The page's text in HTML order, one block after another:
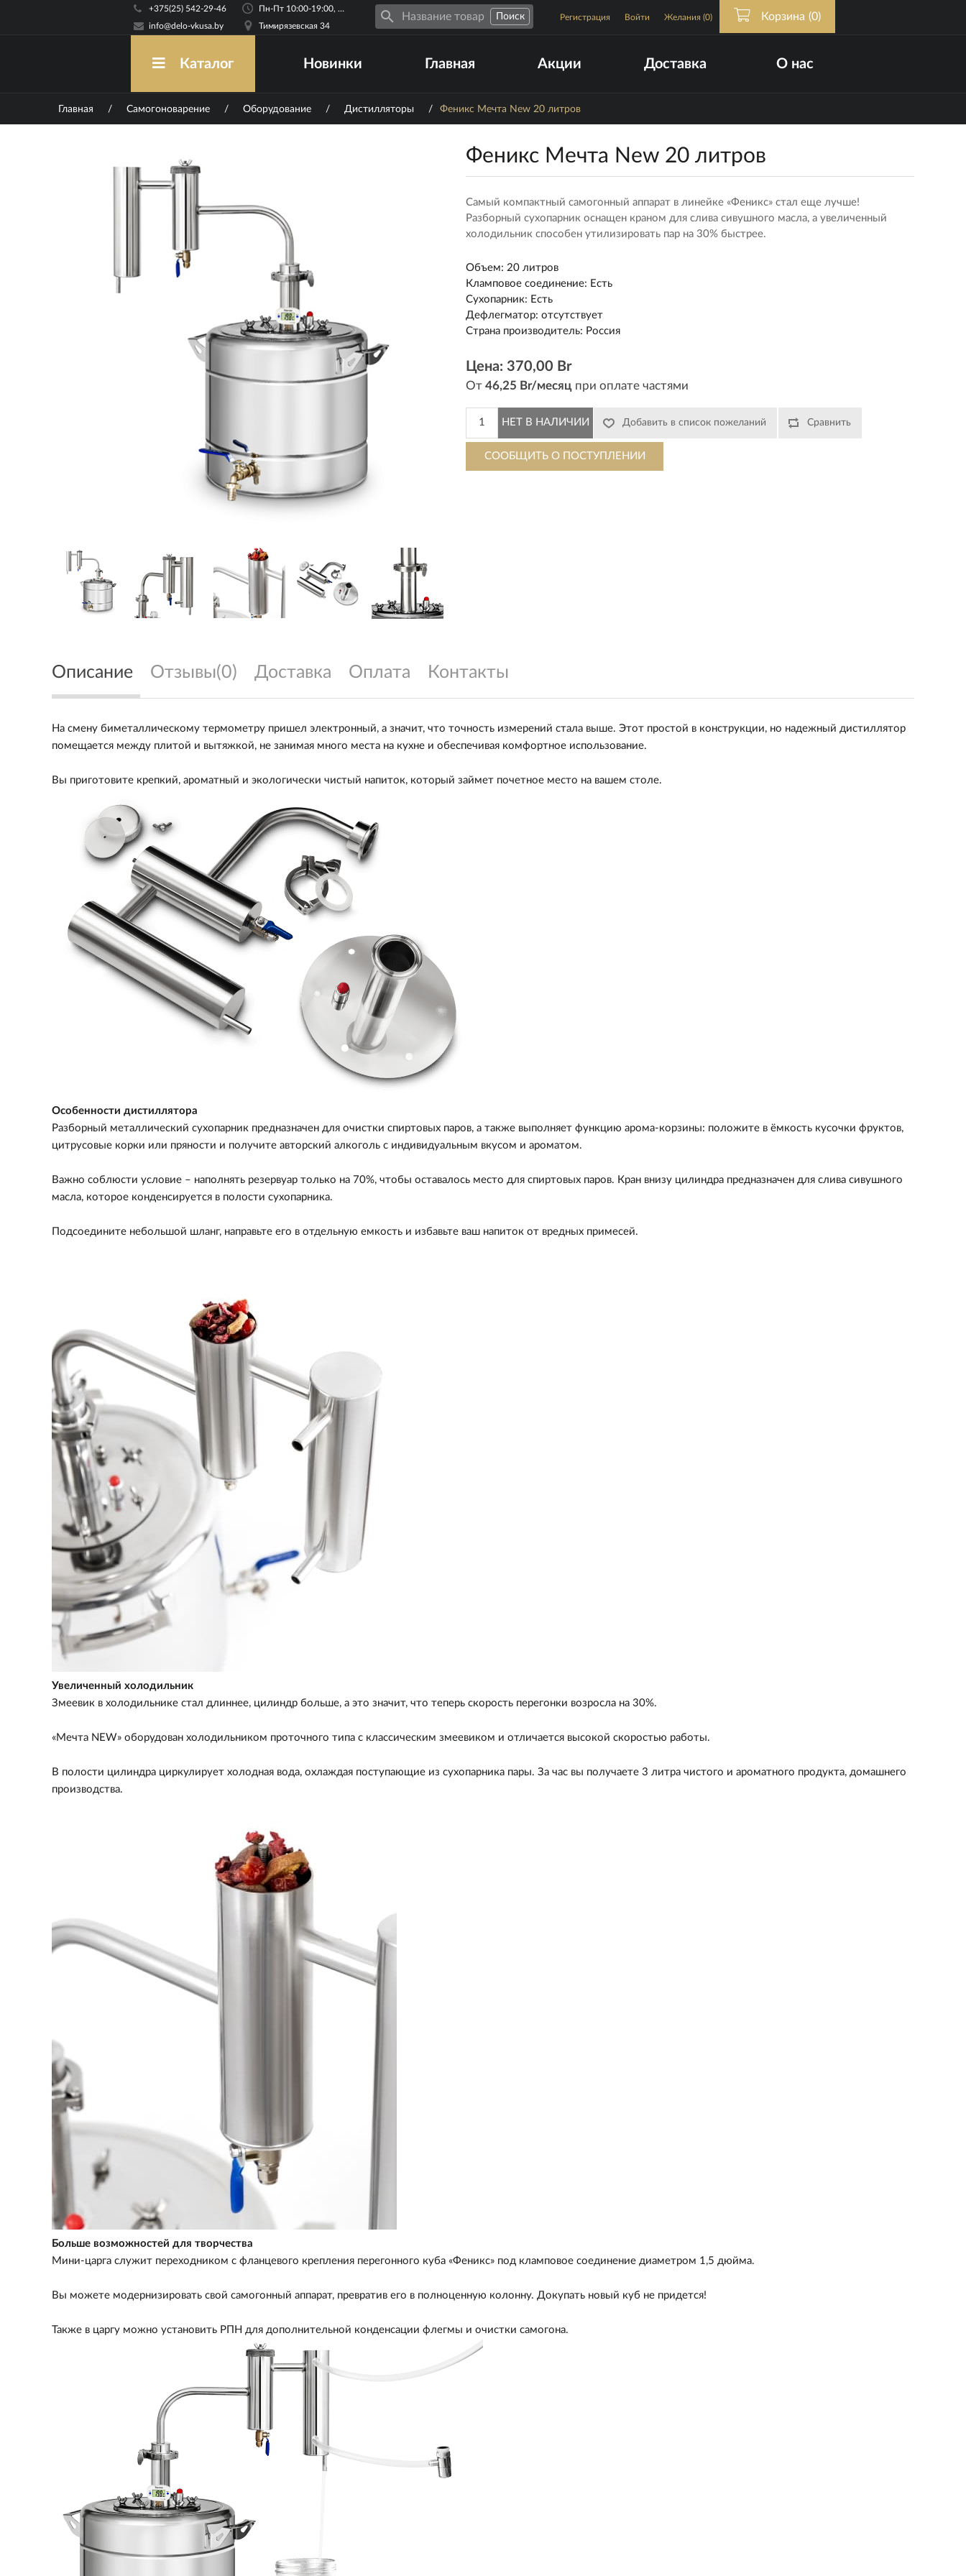
+375(25) 542-29-46
info@delo-vkusa.by
Пн-Пт 10:00-19:00, Сб-Вс 10:00-17:00
Тимирязевская 34
Регистрация Войти Желания (0) Корзина (0)
Каталог Новинки Главная Акции Доставка О нас
Главная / Самогоноварение / Оборудование / Дистилляторы / Феникс Мечта New 20 литров
Феникс Мечта New 20 литров
Самый компактный самогонный аппарат в линейке «Феникс» стал еще лучше!
Разборный сухопарник оснащен краном для слива сивушного масла, а увеличенный
холодильник способен утилизировать пар на 30% быстрее.
Объем: 20 литров
Кламповое соединение: Есть
Сухопарник: Есть
Дефлегматор: отсутствует
Страна производитель: Россия
Цена: 370,00 Br
От 46,25 Br/месяц при оплате частями
Описание Отзывы(0) Доставка Оплата Контакты
На смену биметаллическому термометру пришел электронный, а значит, что точность измерений стала выше. Этот простой в конструкции, но надежный дистиллятор
помещается между плитой и вытяжкой, не занимая много места на кухне и обеспечивая комфортное использование.
Вы приготовите крепкий, ароматный и экологически чистый напиток, который займет почетное место на вашем столе.
Особенности дистиллятора
Разборный металлический сухопарник предназначен для очистки спиртовых паров, а также выполняет функцию арома-корзины: положите в ёмкость кусочки фруктов,
цитрусовые корки или пряности и получите авторский алкоголь с индивидуальным вкусом и ароматом.
Важно соблюсти условие – наполнять резервуар только на 70%, чтобы оставалось место для спиртовых паров. Кран внизу цилиндра предназначен для слива сивушного
масла, которое конденсируется в полости сухопарника.
Подсоедините небольшой шланг, направьте его в отдельную емкость и избавьте ваш напиток от вредных примесей.
Увеличенный холодильник
Змеевик в холодильнике стал длиннее, цилиндр больше, а это значит, что теперь скорость перегонки возросла на 30%.
«Мечта NEW» оборудован холодильником проточного типа с классическим змеевиком и отличается высокой скоростью работы.
В полости цилиндра циркулирует холодная вода, охлаждая поступающие из сухопарника пары. За час вы получаете 3 литра чистого и ароматного продукта, домашнего
производства.
Больше возможностей для творчества
Мини-царга служит переходником с фланцевого крепления перегонного куба «Феникс» под кламповое соединение диаметром 1,5 дюйма.
Вы можете модернизировать свой самогонный аппарат, превратив его в полноценную колонну. Докупать новый куб не придется!
Также в царгу можно установить РПН для дополнительной конденсации флегмы и очистки самогона.